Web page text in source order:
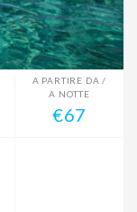
A PARTIRE DA /
A NOTTE
€67